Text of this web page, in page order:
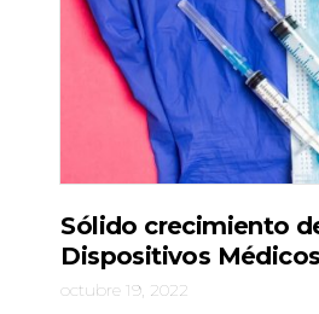
Sólido crecimiento
Dispositivos
octubre 19, 2022